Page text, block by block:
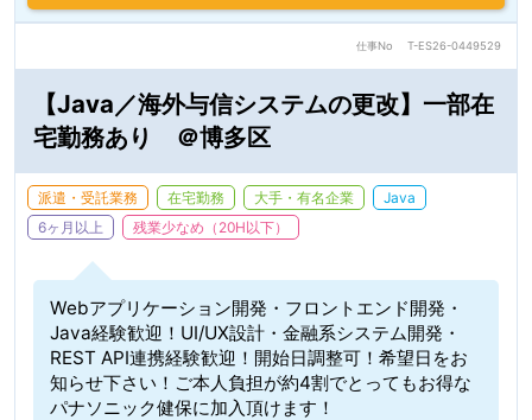
仕事No T-ES26-0449529
【Java／海外与信システムの更改】一部在
宅勤務あり ＠博多区
派遣・受託業務 在宅勤務 大手・有名企業
Java
6ヶ月以上
残業少なめ（20H以下）
Webアプリケーション開発・フロントエンド開発・
Java経験歓迎！UI/UX設計・金融系システム開発・
REST API連携経験歓迎！開始日調整可！希望日をお
知らせ下さい！ご本人負担が約4割でとってもお得な
パナソニック健保に加入頂けます！